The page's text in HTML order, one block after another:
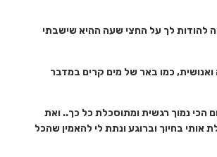
להודות לך על החצי שעה ההיא שישבתי
כמו באר של מים קרים במדבר
הכי נמוך רגשית ומתוסכלת כל כך.. ואת
אותי בחיוך וברוגע ונתת לי להאמין שהכל